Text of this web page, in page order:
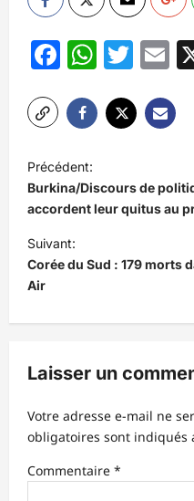
Facebook
a
v
i
g
a
t
o
n
d
’
Précédent:
Burkina/Discours de
accordent leur quitus au
Suivant:
Corée du Sud : 179 morts
Air
Laisser un
Votre adresse e-mail ne
obligatoires sont indiqués
Commentaire *